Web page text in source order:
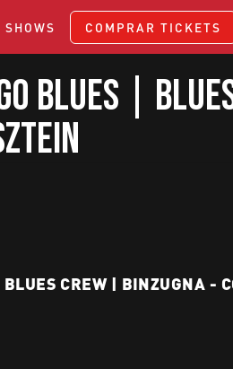
SHOWS COMPRAR TICKETS
Blues |
CREW | BINZUGNA -